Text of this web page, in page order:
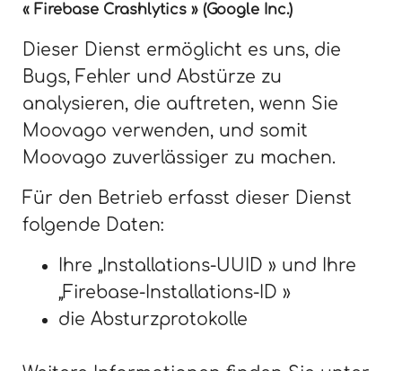
« Firebase Crashlytics » (Google Inc.)
Dieser Dienst ermöglicht es uns, die
Bugs, Fehler und Abstürze zu
analysieren, die auftreten, wenn Sie
Moovago verwenden, und somit
Moovago zuverlässiger zu machen.
Für den Betrieb erfasst dieser Dienst
folgende Daten:
Ihre „Installations-UUID » und Ihre
„Firebase-Installations-ID »
die Absturzprotokolle